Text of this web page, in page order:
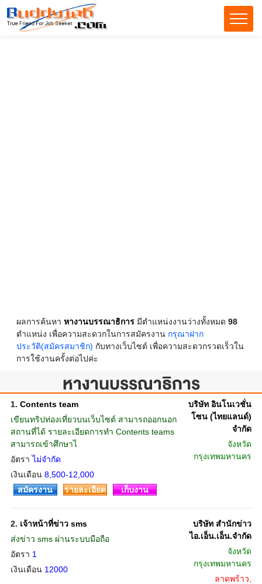
ผลการค้นหา หางานบรรณาธิการมีตำแหน่งงานว่างทั้งหมด 98
ตำแหน่ง เพื่อความสะดวกในการสมัครงาน กรุณาฝาก
ประวัติ(สมัครสมาชิก) กับทางเว็บไซต์ เพื่อความสะดวกรวดเร็วใน
การใช้งานครั้งต่อไปค่ะ
หางานบรรณาธิการ
1. Contents team
เขียนทริปท่องเที่ยวบนเว็บไซต์ สามารถออกนอก
สถานที่ได้ รายละเอียดการทำ Contents teams
สามารถเข้าศึกษาไ
อัตราไม่จำกัด
เงินเดือน 8,500-12,000
บริษัท อินโนเวชั่น
โซน (ไทยแลนด์)
จำกัด
จังหวัด
กรุงเทพมหานคร
สมัครงาน รายละเอียด เก็บงาน
2. เจ้าหน้าที่ข่าว sms
ส่งข่าว sms ผ่านระบบมือถือ
อัตรา 1
เงินเดือน 12000
บริษัท สำนักข่าว
ไอ.เอ็น.เอ็น.จำกัด
จังหวัด
กรุงเทพมหานคร
ลาดพร้าว,